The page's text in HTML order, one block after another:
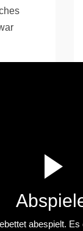
abespielt.